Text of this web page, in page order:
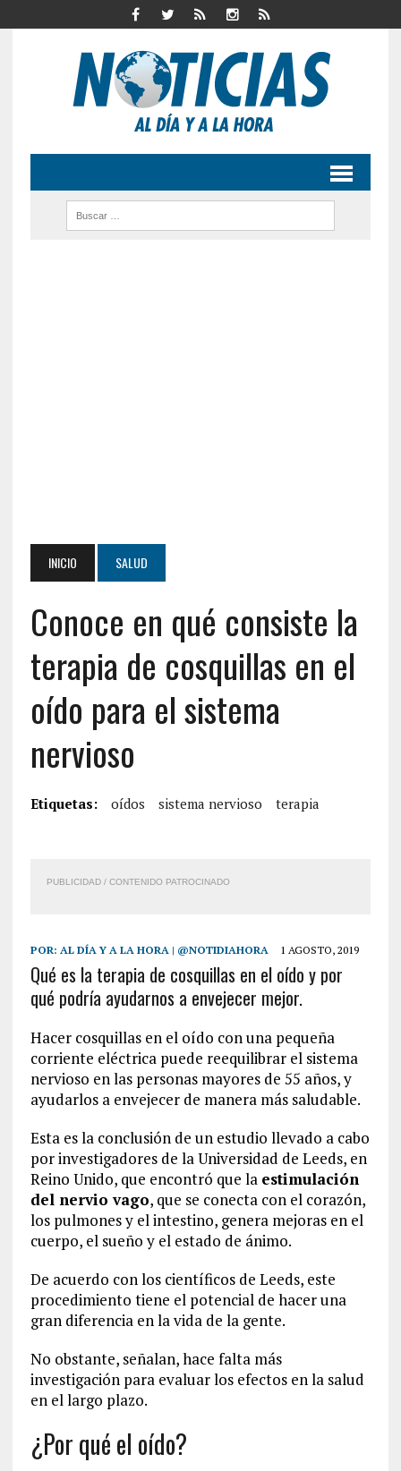
INICIO SALUD
Conoce en qué consiste la
terapia de cosquillas en el
oído para el sistema
nervioso
Etiquetas: oídos sistema nervioso terapia
PUBLICIDAD / CONTENIDO PATROCINADO
POR: AL DÍA Y A LA HORA | @NOTIDIAHORA 1 AGOSTO, 2019
Qué es la terapia de cosquillas en el oído y por
qué podría ayudarnos a envejecer mejor.
Hacer cosquillas en el oído con una pequeña
corriente eléctrica puede reequilibrar el sistema
nervioso en las personas mayores de 55 años, y
ayudarlos a envejecer de manera más saludable.
Esta es la conclusión de un estudio llevado a cabo
por investigadores de la Universidad de Leeds, en
Reino Unido, que encontró que la estimulación
del nervio vago, que se conecta con el corazón,
los pulmones y el intestino, genera mejoras en el
cuerpo, el sueño y el estado de ánimo.
De acuerdo con los científicos de Leeds, este
procedimiento tiene el potencial de hacer una
gran diferencia en la vida de la gente.
No obstante, señalan, hace falta más
investigación para evaluar los efectos en la salud
en el largo plazo.
¿Por qué el oído?